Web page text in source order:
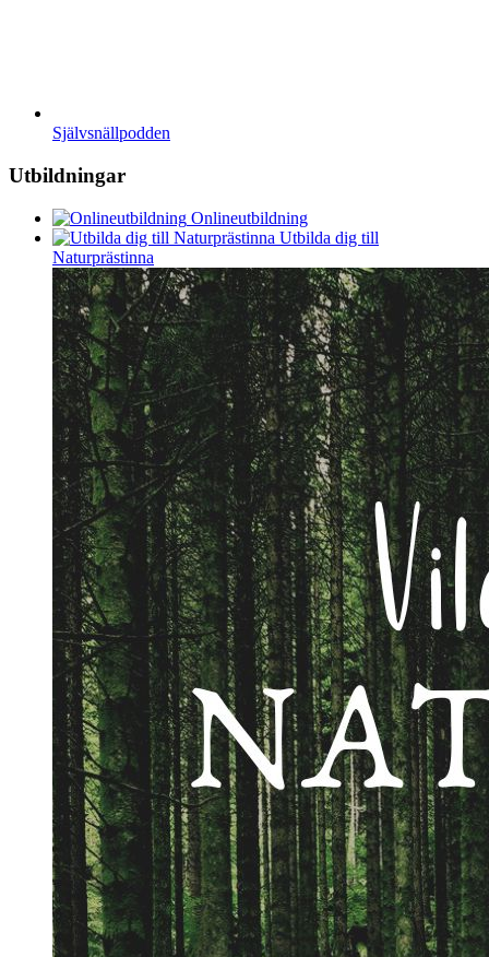
Självsnällpodden
Utbildningar
Onlineutbildning
Utbilda dig till
Naturprästinna